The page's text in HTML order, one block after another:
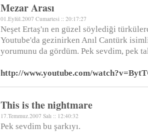
Mezar Arası
01.Eylül.2007 Cumartesi :: 20:17:27
Neşet Ertaş'ın en güzel söylediği
Youtube'da gezinirken Anıl Cantürk
yorumunu da gördüm. Pek sevdim, pek
http://www.youtube.com/
This is the nightmare
17.Temmuz.2007 Salı :: 12:40:32
Pek sevdim bu şarkıyı.